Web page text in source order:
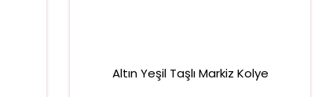
Altın Yeşil Taşlı Markiz Kolye